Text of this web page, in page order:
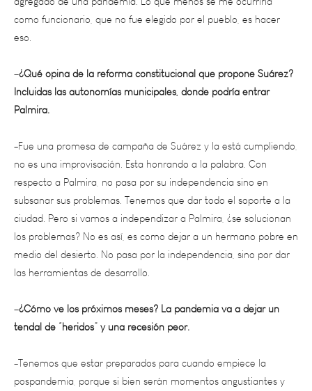
eso.
–¿Qué opina de la reforma constitucional que propone Suárez?
Incluidas las autonomías municipales, donde podría entrar
Palmira.
-Fue una promesa de campaña de Suárez y la está cumpliendo,
no es una improvisación. Esta honrando a la palabra. Con
respecto a Palmira, no pasa por su independencia sino en
subsanar sus problemas. Tenemos que dar todo el soporte a la
ciudad. Pero si vamos a independizar a Palmira, ¿se solucionan
los problemas? No es así, es como dejar a un hermano pobre en
medio del desierto. No pasa por la independencia, sino por dar
las herramientas de desarrollo.
–¿Cómo ve los próximos meses? La pandemia va a dejar un
tendal de “heridos” y una recesión peor.
-Tenemos que estar preparados para cuando empiece la
pospandemia, porque si bien serán momentos angustiantes y
críticos, será peor si no nos encuentra preparados. No nos